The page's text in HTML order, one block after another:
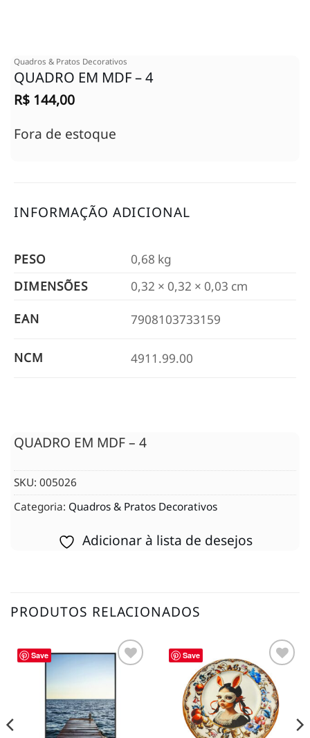
Quadros & Pratos Decorativos
QUADRO EM MDF – 4
R$ 144,00
Fora de estoque
INFORMAÇÃO ADICIONAL
PESO
0,68 kg
DIMENSÕES
0,32 × 0,32 × 0,03 cm
EAN 7908103733159
NCM 4911.99.00
QUADRO EM MDF – 4
SKU: 005026
Categoria: Quadros & Pratos Decorativos
Adicionar à lista de desejos
PRODUTOS RELACIONADOS
Save
desejos
Save
Adicionar
à lista de
desejos